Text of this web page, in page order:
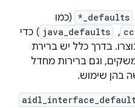
*_defaults (כמו
, ‏
java_defaults ) כדי
בדרך כלל יש ברירת
וגם ברירות מחדל
בהן שימוש.